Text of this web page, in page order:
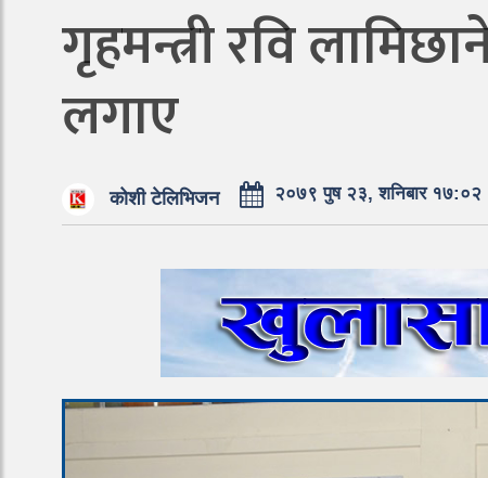
गृहमन्त्री रवि
लगाए
कोशी टेलिभिजन २०७९ पुष २३, शनिबार १७:०२